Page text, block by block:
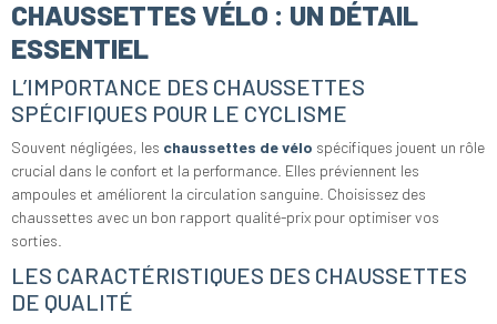
CHAUSSETTES VÉLO : UN DÉTAIL
ESSENTIEL
L’IMPORTANCE DES CHAUSSETTES
SPÉCIFIQUES POUR LE CYCLISME
Souvent négligées, les chaussettes de vélo spécifiques jouent un rôle
crucial dans le confort et la performance. Elles préviennent les
ampoules et améliorent la circulation sanguine. Choisissez des
chaussettes avec un bon rapport qualité-prix pour optimiser vos
sorties.
LES CARACTÉRISTIQUES DES CHAUSSETTES
DE QUALITÉ